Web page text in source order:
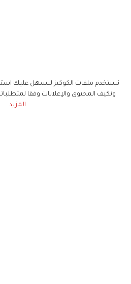
نستخدم ملفات الكوكيز لنسهل عليك
ونكيف المحتوى والإعلانات وفقا
المزيد